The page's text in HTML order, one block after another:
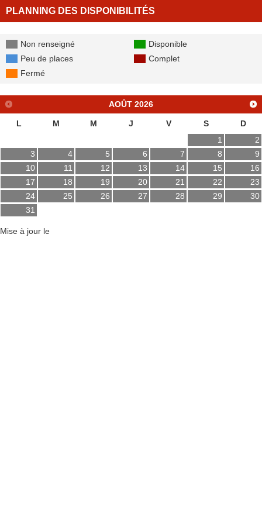
PLANNING DES DISPONIBILITÉS
Non renseigné
Disponible
Peu de places
Complet
Fermé
AOÛT 2026
L M M J V S
D
1
2
3
4 5 6 7 8
9
10
11 12 13 14 15
16
17
18 19 20 21 22
23
24
25 26 27 28 29
30
31
Mise à jour le